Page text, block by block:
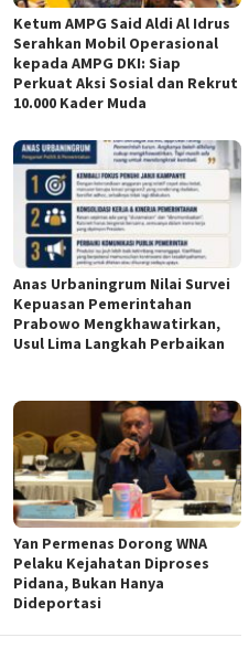
Ketum AMPG Said Aldi Al Idrus
Serahkan Mobil Operasional
kepada AMPG DKI: Siap
Perkuat Aksi Sosial dan Rekrut
10.000 Kader Muda
Anas Urbaningrum Nilai Survei
Kepuasan Pemerintahan
Prabowo Mengkhawatirkan,
Usul Lima Langkah Perbaikan
Yan Permenas Dorong WNA
Pelaku Kejahatan Diproses
Pidana, Bukan Hanya
Dideportasi